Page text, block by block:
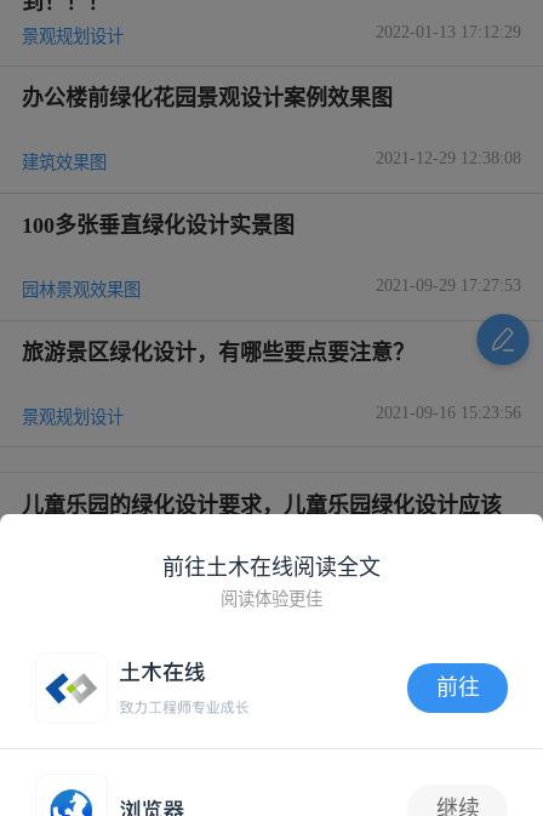
景观规划设计 2022-01-13 17:12:29
办公楼前绿化花园景观设计案例效果图
建筑效果图 2021-12-29 12:38:08
100多张垂直绿化设计实景图
园林景观效果图 2021-09-29 17:27:53
旅游景区绿化设计，有哪些要点要注意？
景观规划设计 2021-09-16 15:23:56
儿童乐园的绿化设计要求，儿童乐园绿化设计应该
2021-08-05 15:43:23
景观规划设计 2021-07-19 14:19:18
前往土木在线阅读全文
阅读体验更佳
前往
继续